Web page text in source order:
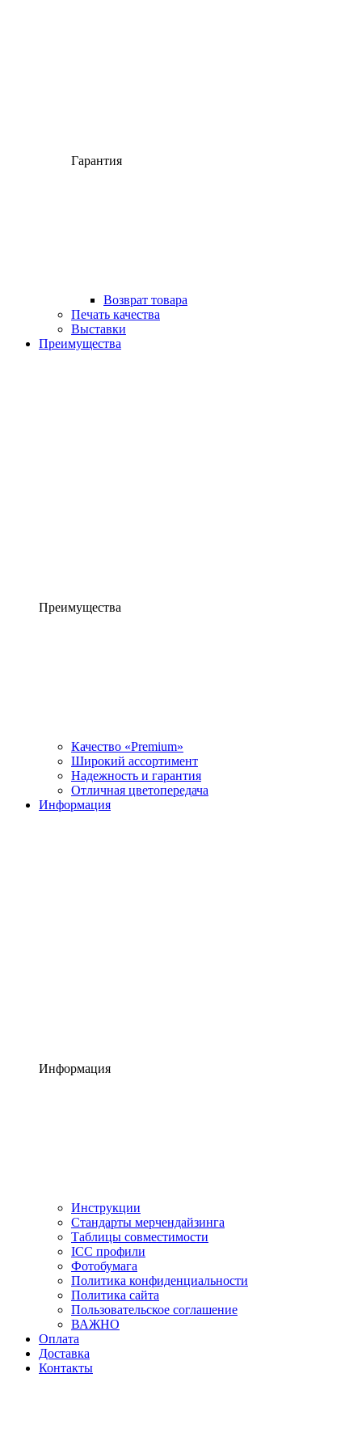
Гарантия
Возврат товара
Печать качества
Выставки
Преимущества
Преимущества
Качество «Premium»
Широкий ассортимент
Надежность и гарантия
Отличная цветопередача
Информация
Информация
Инструкции
Стандарты мерчендайзинга
Таблицы совместимости
ICC профили
Фотобумага
Политика конфиденциальности
Политика сайта
Пользовательское соглашение
ВАЖНО
Оплата
Доставка
Контакты